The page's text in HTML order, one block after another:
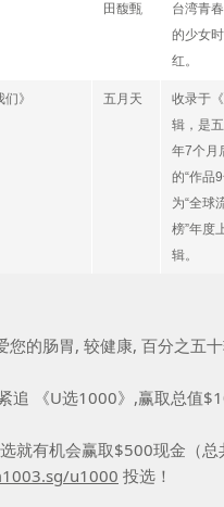
田馥甄
台湾青
的少女
红。
》 五月天
收录于
辑，是
年7个月
的“作品
为“全球
榜”年度
辑。
您的肠胃, 较健康, 百分之五
追 《U选1000》,赢取总值
就有机会赢取$500现金（总
u1000 投选！